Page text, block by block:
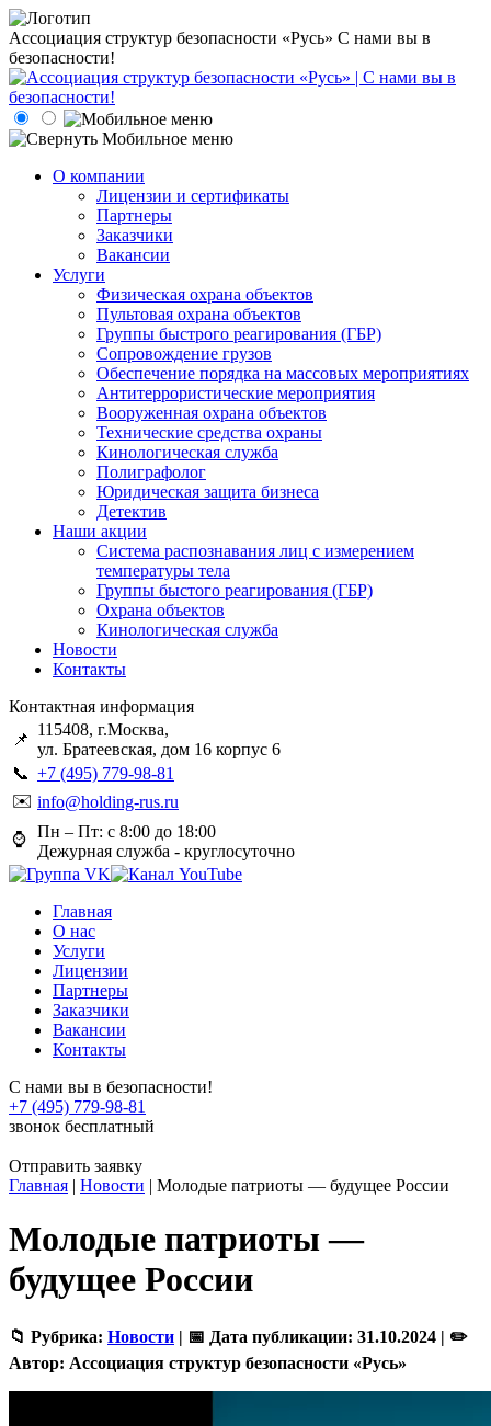
Ассоциация структур безопасности «Русь» С нами вы в
безопасности!
О компании
Лицензии и сертификаты
Партнеры
Заказчики
Вакансии
Услуги
Физическая охрана объектов
Пультовая охрана объектов
Группы быстрого реагирования (ГБР)
Сопровождение грузов
Обеспечение порядка на массовых мероприятиях
Антитеррористические мероприятия
Вооруженная охрана объектов
Технические средства охраны
Кинологическая служба
Полиграфолог
Юридическая защита бизнеса
Детектив
Наши акции
Система распознавания лиц с измерением
температуры тела
Группы быстого реагирования (ГБР)
Охрана объектов
Кинологическая служба
Новости
Контакты
Контактная информация
📌
115408, г.Москва,
ул. Братеевская, дом 16 корпус 6
📞 +7 (495) 779-98-81
✉️ info@holding-rus.ru
⌚️ Пн – Пт: с 8:00 до 18:00
Дежурная служба - круглосуточно
Главная
О нас
Услуги
Лицензии
Партнеры
Заказчики
Вакансии
Контакты
С нами вы в безопасности!
+7 (495) 779-98-81
звонок бесплатный
Отправить заявку
Главная | Новости | Молодые патриоты — будущее России
Молодые патриоты —
будущее России
📁 Рубрика: Новости | 📅 Дата публикации: 31.10.2024 | ✏️
Автор: Ассоциация структур безопасности «Русь»